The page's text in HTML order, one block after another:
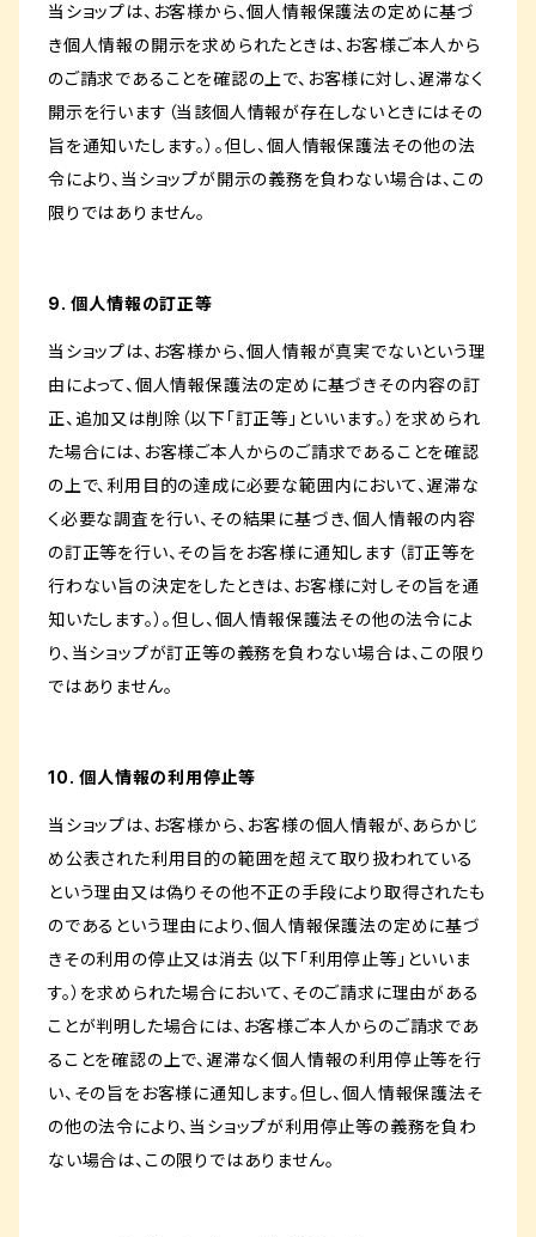
当ショップは、お客様から、個人情報保護法の定めに基づ
き個人情報の開示を求められたときは、お客様ご本人から
のご請求であることを確認の上で、お客様に対し、遅滞なく
開示を行います（当該個人情報が存在しないときにはその
旨を通知いたします。）。但し、個人情報保護法その他の法
令により、当ショップが開示の義務を負わない場合は、この
限りではありません。
9. 個人情報の訂正等
当ショップは、お客様から、個人情報が真実でないという理
由によって、個人情報保護法の定めに基づきその内容の訂
正、追加又は削除（以下「訂正等」といいます。）を求められ
た場合には、お客様ご本人からのご請求であることを確認
の上で、利用目的の達成に必要な範囲内において、遅滞な
く必要な調査を行い、その結果に基づき、個人情報の内容
の訂正等を行い、その旨をお客様に通知します（訂正等を
行わない旨の決定をしたときは、お客様に対しその旨を通
知いたします。）。但し、個人情報保護法その他の法令によ
り、当ショップが訂正等の義務を負わない場合は、この限り
ではありません。
10. 個人情報の利用停止等
当ショップは、お客様から、お客様の個人情報が、あらかじ
め公表された利用目的の範囲を超えて取り扱われている
という理由又は偽りその他不正の手段により取得されたも
のであるという理由により、個人情報保護法の定めに基づ
きその利用の停止又は消去（以下「利用停止等」といいま
す。）を求められた場合において、そのご請求に理由がある
ことが判明した場合には、お客様ご本人からのご請求であ
ることを確認の上で、遅滞なく個人情報の利用停止等を行
い、その旨をお客様に通知します。但し、個人情報保護法そ
の他の法令により、当ショップが利用停止等の義務を負わ
ない場合は、この限りではありません。